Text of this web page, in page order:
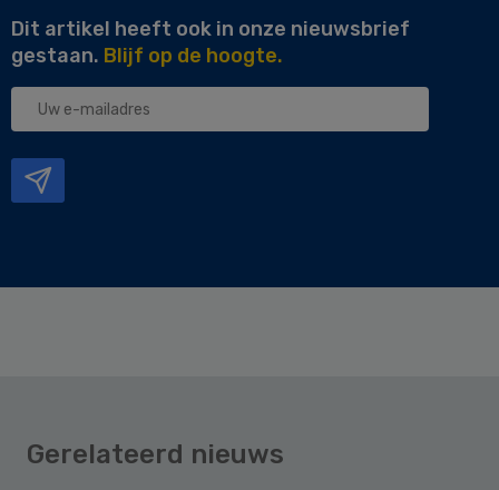
Dit artikel heeft ook in onze nieuwsbrief
gestaan. Blijf op de hoogte.
Uw
Gerelateerd nieuws